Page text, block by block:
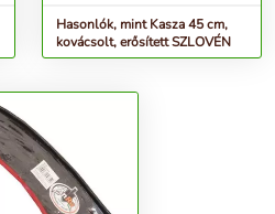
Hasonlók, mint Kasza 45 cm,
kovácsolt, erősített SZLOVÉN